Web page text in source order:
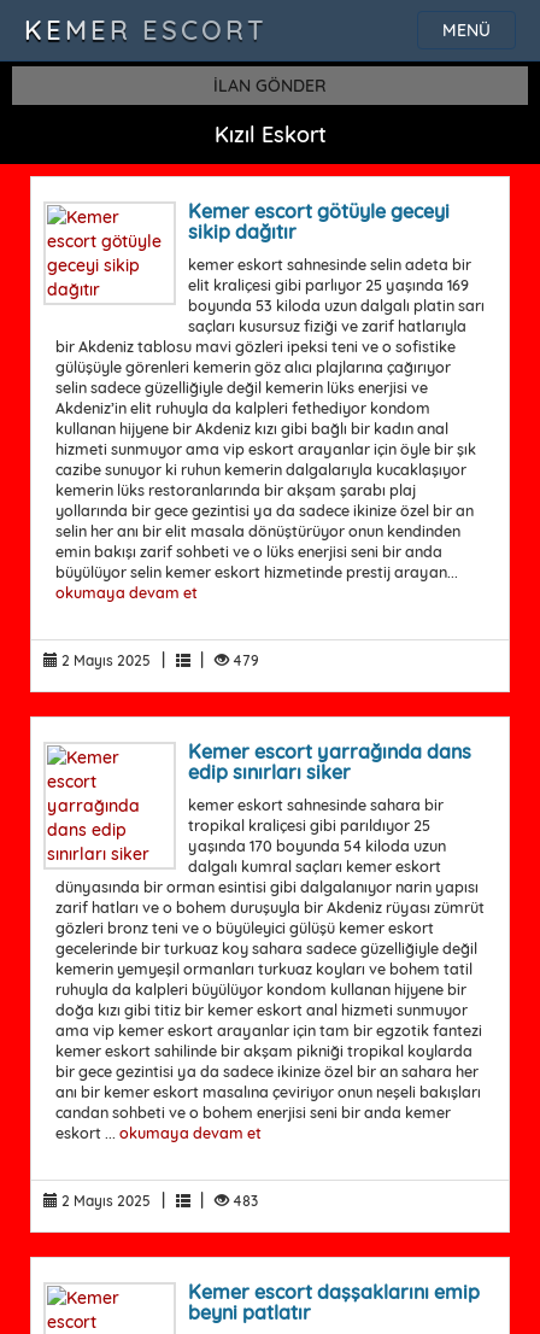
MENÜ
KEMER ESCORT
İLAN GÖNDER
Kızıl Eskort
Kemer escort götüyle geceyi
sikip dağıtır
kemer eskort sahnesinde selin adeta bir
elit kraliçesi gibi parlıyor 25 yaşında 169
boyunda 53 kiloda uzun dalgalı platin sarı
saçları kusursuz fiziği ve zarif hatlarıyla
bir Akdeniz tablosu mavi gözleri ipeksi teni ve o sofistike
gülüşüyle görenleri kemerin göz alıcı plajlarına çağırıyor
selin sadece güzelliğiyle değil kemerin lüks enerjisi ve
Akdeniz’in elit ruhuyla da kalpleri fethediyor kondom
kullanan hijyene bir Akdeniz kızı gibi bağlı bir kadın anal
hizmeti sunmuyor ama vip eskort arayanlar için öyle bir şık
cazibe sunuyor ki ruhun kemerin dalgalarıyla kucaklaşıyor
kemerin lüks restoranlarında bir akşam şarabı plaj
yollarında bir gece gezintisi ya da sadece ikinize özel bir an
selin her anı bir elit masala dönüştürüyor onun kendinden
emin bakışı zarif sohbeti ve o lüks enerjisi seni bir anda
büyülüyor selin kemer eskort hizmetinde prestij arayan...
okumaya devam et
2 Mayıs 2025 | | 479
Kemer escort yarrağında dans
edip sınırları siker
kemer eskort sahnesinde sahara bir
tropikal kraliçesi gibi parıldıyor 25
yaşında 170 boyunda 54 kiloda uzun
dalgalı kumral saçları kemer eskort
dünyasında bir orman esintisi gibi dalgalanıyor narin yapısı
zarif hatları ve o bohem duruşuyla bir Akdeniz rüyası zümrüt
gözleri bronz teni ve o büyüleyici gülüşü kemer eskort
gecelerinde bir turkuaz koy sahara sadece güzelliğiyle değil
kemerin yemyeşil ormanları turkuaz koyları ve bohem tatil
ruhuyla da kalpleri büyülüyor kondom kullanan hijyene bir
doğa kızı gibi titiz bir kemer eskort anal hizmeti sunmuyor
ama vip kemer eskort arayanlar için tam bir egzotik fantezi
kemer eskort sahilinde bir akşam pikniği tropikal koylarda
bir gece gezintisi ya da sadece ikinize özel bir an sahara her
anı bir kemer eskort masalına çeviriyor onun neşeli bakışları
candan sohbeti ve o bohem enerjisi seni bir anda kemer
eskort ... okumaya devam et
2 Mayıs 2025 | | 483
Kemer escort daşşaklarını emip
beyni patlatır